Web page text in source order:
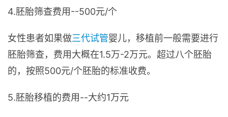
4.胚胎筛查费用--500元/个
女性患者如果做三代试管婴儿，移植前一般需要进行
胚胎筛查，费用大概在1.5万-2万元。超过八个胚胎
的，按照500元/个胚胎的标准收费。
5.胚胎移植的费用--大约1万元